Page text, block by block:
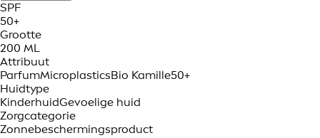
SPF
50+
Grootte
200 ML
Attribuut
ParfumMicroplasticsBio Kamille50+
Huidtype
KinderhuidGevoelige huid
Zorgcategorie
Zonnebeschermingsproduct